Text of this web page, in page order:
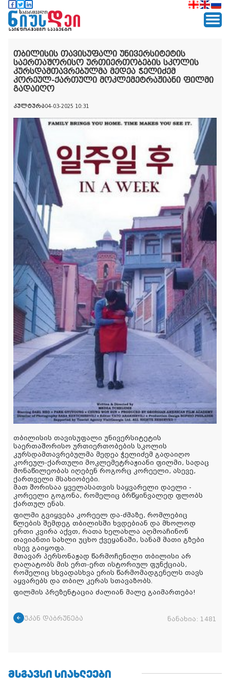
თბილისის თავისუფალი უნივერსიტეტის
საერთაშორისო ურთიერთობების სკოლის
კურსდამთავრებულმა მედეა ჭელიძემ
კორეულ-ქართული მოკლემეტრაჟიანი ფილმი
გადაიღო
კულტურა04-03-2025 10:31
თბილისის თავისუფალი უნივერსიტეტის
საერთაშორისო ურთიერთობების სკოლის
კურსდამთავრებულმა მედეა ჭელიძემ გადაიღო
კორეულ-ქართული მოკლემეტრაჟიანი ფილმი, სადაც
მონაწილეობას იღებენ როგორც კორეელი, ასევე,
ქართველი მსახიობები.
მათ შორისაა ყველასათვის საყვარელი დაელი -
კორეელი გოგონა, რომელიც ბრწყინვალედ ფლობს
ქართულ ენას.
ფილმი გვიყვება კორეელ და-ძმაზე, რომლებიც
წლების შემდეგ თბილისში ხვდებიან და მხოლოდ
ერთი კვირა აქვთ, რათა ხელახლა აღმოაჩინონ
თავიანთი სახლი უცხო ქვეყანაში, სანამ მათი გზები
ისევ გაიყოფა.
მთავარ პერსონაჟად წარმოჩენილი თბილისი არ
ღალატობს მის ერთ-ერთ ისტორიულ ფუნქციას,
რომელიც სხვადასხვა ერის წარმომადგენელს თავს
აყვარებს და თბილ კერას სთავაზობს.
ფილმის პრეზენტაცია ძალიან მალე გაიმართება!
უკან დაბრუნება ნანახია: 1481
ᲛᲡᲒᲐᲕᲡᲘ ᲡᲘᲐᲮᲚᲔᲔᲑᲘ